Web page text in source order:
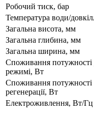
Робочий тиск, бар
Температура води/
Загальна висота, мм
Загальна глибина, мм
Загальна ширина, мм
Споживання потужності
режимі, Вт
Споживання потужності
регенерації, Вт
Електроживлення, Вт/Гц